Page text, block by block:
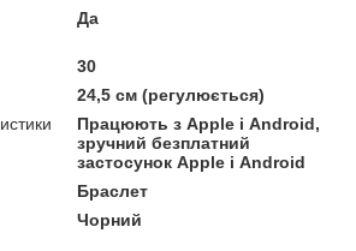
Да
30
24,5 см (регулюється)
Працюють з Apple і Android,
зручний безплатний
застосунок Apple і Android
Браслет
Чорний